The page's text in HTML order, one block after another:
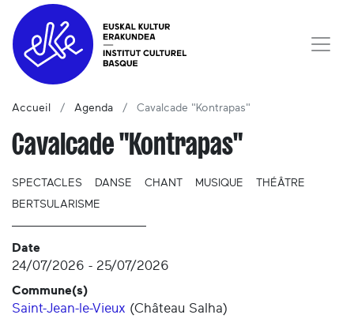
Accueil Agenda Cavalcade "Kontrapas"
Cavalcade "Kontrapas"
SPECTACLES DANSE CHANT MUSIQUE
THÉÂTRE
BERTSULARISME
Date
24/07/2026 - 25/07/2026
Commune(s)
Saint-Jean-le-Vieux (Château Salha)